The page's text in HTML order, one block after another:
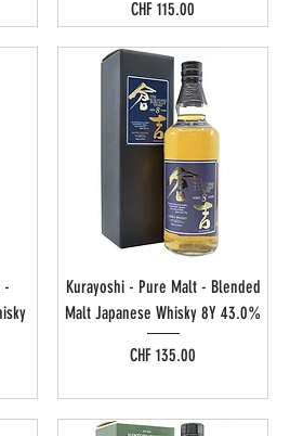
Preis
CHF 115.00
-
Kurayoshi - Pure Malt - Blended
Malt Japanese Whisky 8Y 43.0%
Preis
CHF 135.00